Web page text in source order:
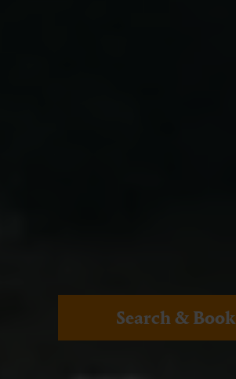
Search & Book